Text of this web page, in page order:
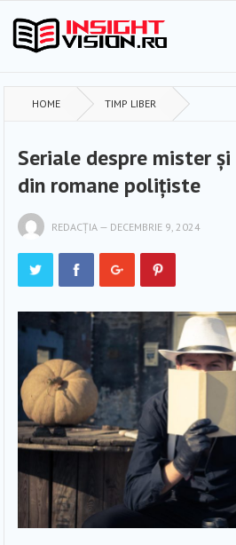
HOME TIMP LIBER
Seriale despre mister
din romane polițiste
REDACȚIA — DECEMBRIE 9, 2024